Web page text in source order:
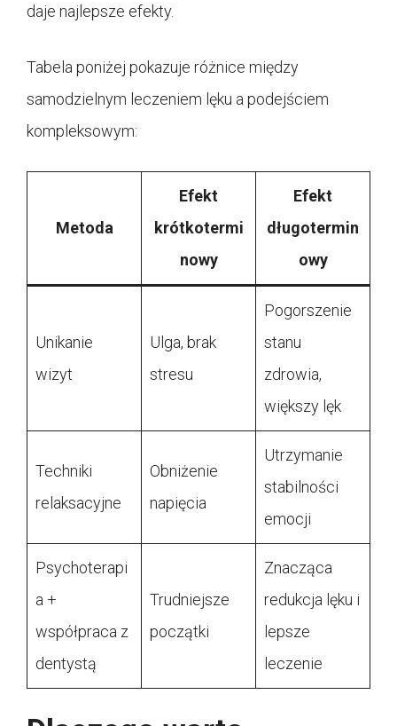
daje najlepsze efekty.
Tabela poniżej pokazuje różnice między
samodzielnym leczeniem lęku a podejściem
kompleksowym:
Metoda
Efekt
krótkotermi
nowy
Efekt
długotermin
owy
Unikanie
wizyt
Ulga, brak
stresu
Pogorszenie
stanu
zdrowia,
większy lęk
Techniki
relaksacyjne
Obniżenie
napięcia
Utrzymanie
stabilności
emocji
Psychoterapi
a +
współpraca z
dentystą
Trudniejsze
początki
Znacząca
redukcja lęku i
lepsze
leczenie